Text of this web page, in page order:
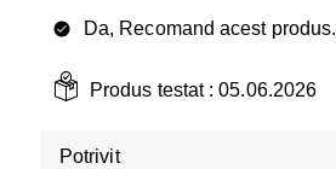
Da, Recomand acest produs.
Produs testat :05.06.2026
Potrivit